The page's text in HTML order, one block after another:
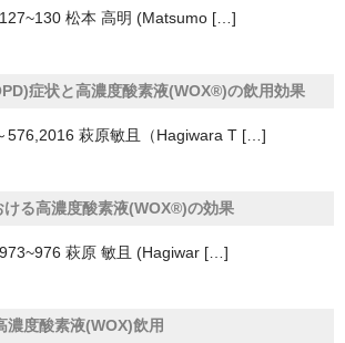
松本 高明 (Matsumo […]
症状と高濃度酸素液(WOX®)の飲用効果
576,2016 萩原敏且（Hagiwara T […]
ける高濃度酸素液(WOX®)の効果
萩原 敏且 (Hagiwar […]
度酸素液(WOX)飲用